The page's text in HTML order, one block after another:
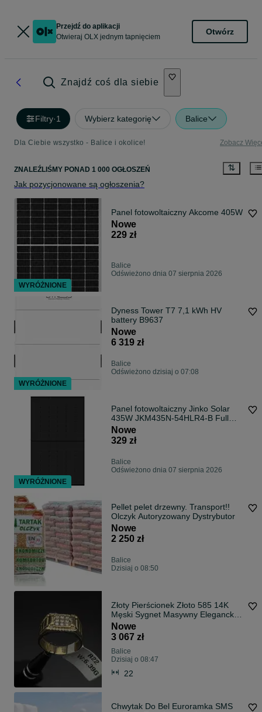
Przejdź do aplikacji
Otwieraj OLX jednym tapnięciem
Otwórz
Znajdź coś dla siebie
Filtry·1 Wybierz kategorię Balice
Dla Ciebie wszystko - Balice i okolice! Zobacz
ZNALEŹLIŚMY PONAD 1 000 OGŁOSZEŃ
Jak pozycjonowane są ogłoszenia?
Panel fotowoltaiczny Akcome 405W
Nowe
229 zł
Balice
Odświeżono dnia 07 sierpnia 2026
Dyness Tower T7 7,1 kWh HV
battery B9637
Nowe
6 319 zł
Balice
Odświeżono dzisiaj o 07:08
Panel fotowoltaiczny Jinko Solar
435W JKM435N-54HLR4-B Full
Black
Nowe
329 zł
Balice
Odświeżono dnia 07 sierpnia 2026
Pellet pelet drzewny. Transport!!
Olczyk Autoryzowany Dystrybutor
Nowe
2 250 zł
Balice
Dzisiaj o 08:50
Złoty Pierścionek Złoto 585 14K
Męski Sygnet Masywny Elegancki
Rozmiar 22 Nowy Sklep
Nowe
3 067 zł
Balice
Dzisiaj o 08:47
22
Chwytak Do Bel Euroramka SMS
WYRÓŻNIONE
WYRÓŻNIONE
WYRÓŻNIONE